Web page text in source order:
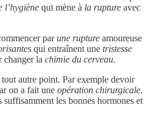
l’hygiène qui mène à la rupture avec
parune rupture amoureuse
qui entraînent une tristesse
changer la chimie du cerveau.
autre point. Par exemple devoir
on a fait une opération chirurgicale.
suffisamment les bonnes hormones et